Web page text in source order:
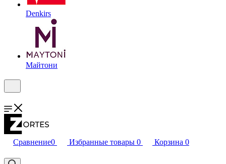
Denkirs
Майтони
Сравнение0 Избранные товары 0 Корзина 0